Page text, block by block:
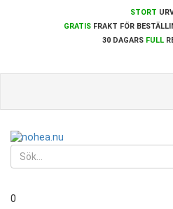
STORT
GRATIS FRAKT FÖR
30 DAGARS FULL
0